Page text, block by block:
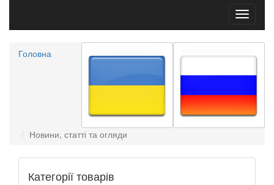
Toggle
Головна
Новини, статті та огляди
Категорії товарів